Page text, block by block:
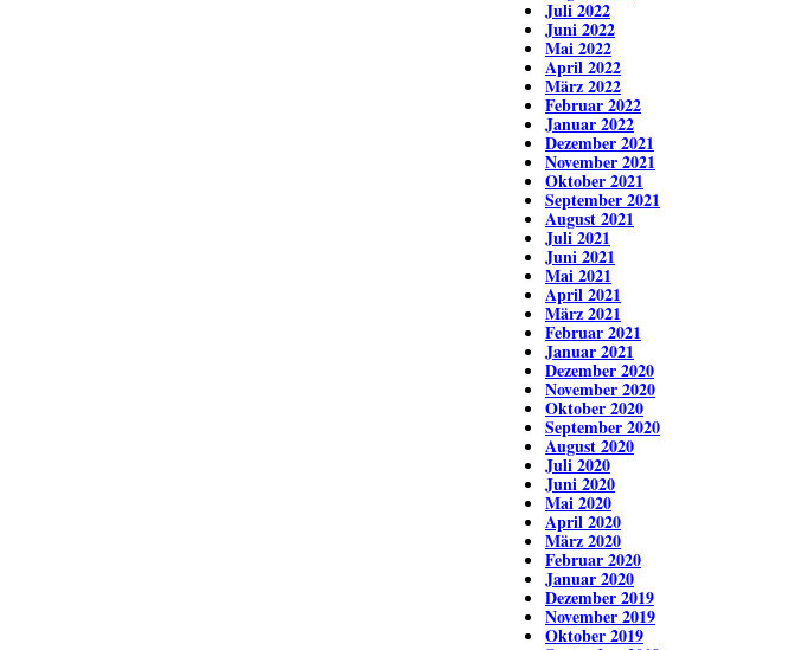
Juli 2022
Juni 2022
Mai 2022
April 2022
März 2022
Februar 2022
Januar 2022
Dezember 2021
November 2021
Oktober 2021
September 2021
August 2021
Juli 2021
Juni 2021
Mai 2021
April 2021
März 2021
Februar 2021
Januar 2021
Dezember 2020
November 2020
Oktober 2020
September 2020
August 2020
Juli 2020
Juni 2020
Mai 2020
April 2020
März 2020
Februar 2020
Januar 2020
Dezember 2019
November 2019
Oktober 2019